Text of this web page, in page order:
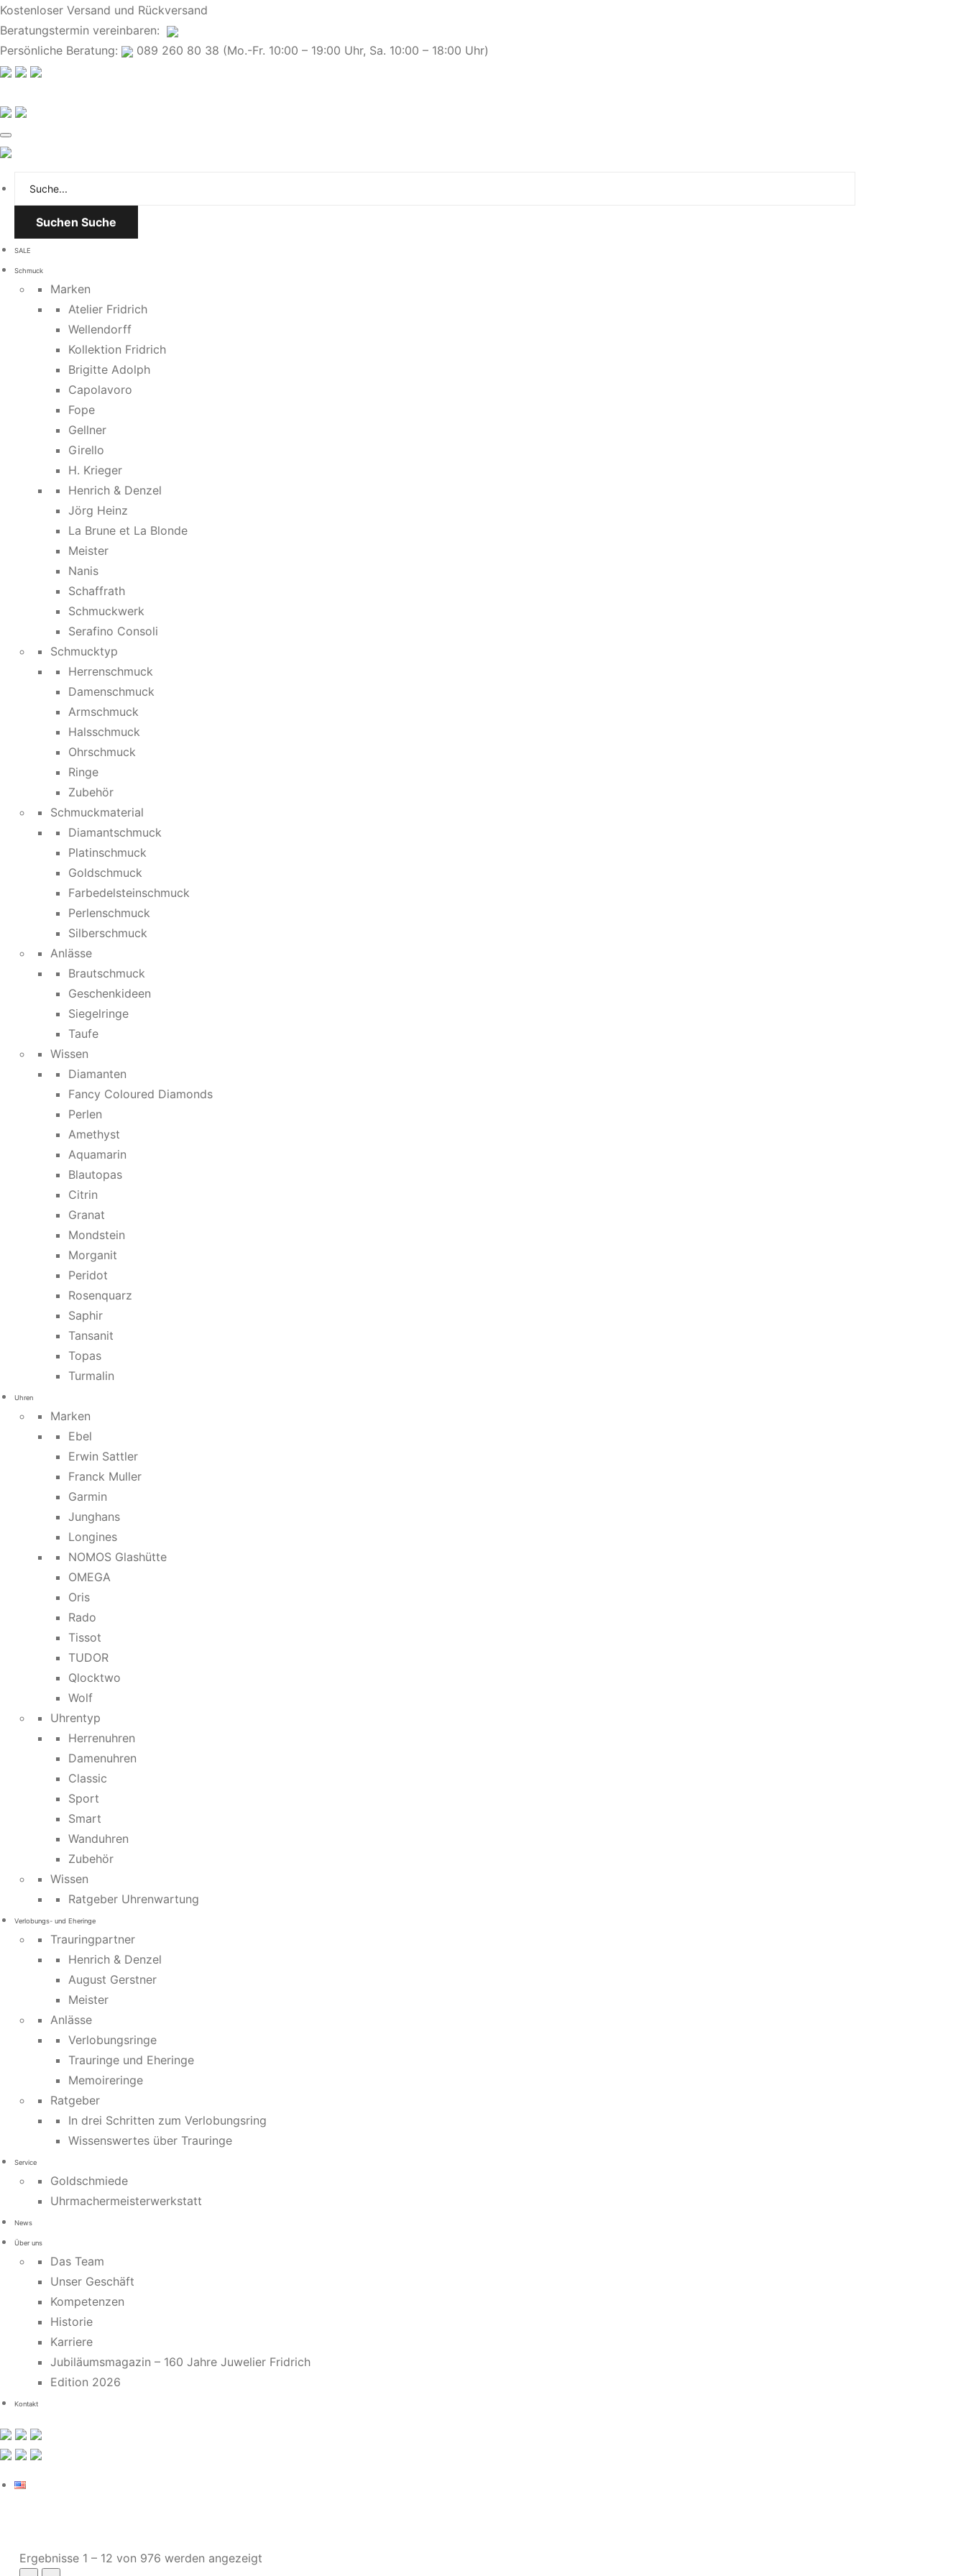
Kostenloser Versand und Rückversand
Beratungstermin vereinbaren:
Persönliche Beratung:
089 260 80 38 (Mo.-Fr. 10:00 – 19:00 Uhr, Sa. 10:00 – 18:00 Uhr)
Suchen Suche
SALE
Schmuck
Marken
Atelier Fridrich
Wellendorff
Kollektion Fridrich
Brigitte Adolph
Capolavoro
Fope
Gellner
Girello
H. Krieger
Henrich & Denzel
Jörg Heinz
La Brune et La Blonde
Meister
Nanis
Schaffrath
Schmuckwerk
Serafino Consoli
Schmucktyp
Herrenschmuck
Damenschmuck
Armschmuck
Halsschmuck
Ohrschmuck
Ringe
Zubehör
Schmuckmaterial
Diamantschmuck
Platinschmuck
Goldschmuck
Farbedelsteinschmuck
Perlenschmuck
Silberschmuck
Anlässe
Brautschmuck
Geschenkideen
Siegelringe
Taufe
Wissen
Diamanten
Fancy Coloured Diamonds
Perlen
Amethyst
Aquamarin
Blautopas
Citrin
Granat
Mondstein
Morganit
Peridot
Rosenquarz
Saphir
Tansanit
Topas
Turmalin
Uhren
Marken
Ebel
Erwin Sattler
Franck Muller
Garmin
Junghans
Longines
NOMOS Glashütte
OMEGA
Oris
Rado
Tissot
TUDOR
Qlocktwo
Wolf
Uhrentyp
Herrenuhren
Damenuhren
Classic
Sport
Smart
Wanduhren
Zubehör
Wissen
Ratgeber Uhrenwartung
Verlobungs- und Eheringe
Trauringpartner
Henrich & Denzel
August Gerstner
Meister
Anlässe
Verlobungsringe
Trauringe und Eheringe
Memoireringe
Ratgeber
In drei Schritten zum Verlobungsring
Wissenswertes über Trauringe
Service
Goldschmiede
Uhrmachermeisterwerkstatt
News
Über uns
Das Team
Unser Geschäft
Kompetenzen
Historie
Karriere
Jubiläumsmagazin – 160 Jahre Juwelier Fridrich
Edition 2026
Kontakt
Ergebnisse 1 – 12 von 976 werden angezeigtNach